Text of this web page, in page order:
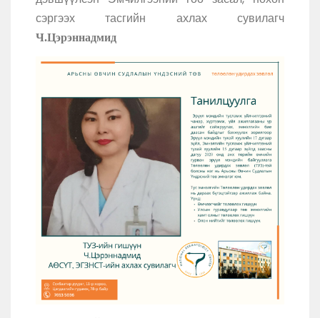
сэргээх тасгийн ахлах сувилагч
Ч.Цэрэннадмид